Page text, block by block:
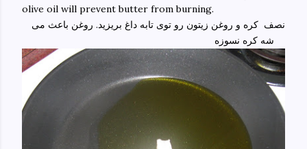
olive oil will prevent butter from burning.
نصف کره و روغن زیتون رو توی تابه داغ بریزید. روغن باعث می